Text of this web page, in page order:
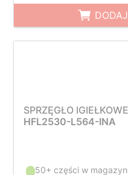
SPRZĘGŁO
HFL2530-L564-INA
50+ części w